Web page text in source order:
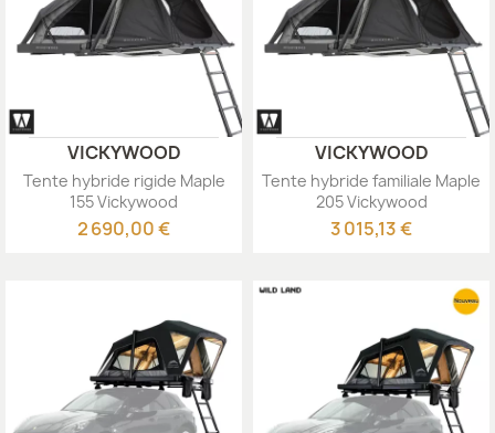
VICKYWOOD
Tente hybride rigide Maple
155 Vickywood
2 690,00 €
VICKYWOOD
Tente hybride familiale Maple
205 Vickywood
3 015,13 €